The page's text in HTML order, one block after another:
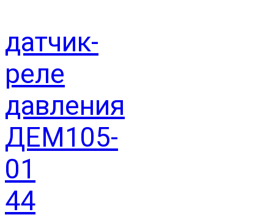
датчик-
реле
давления
ДЕМ105-
01
44